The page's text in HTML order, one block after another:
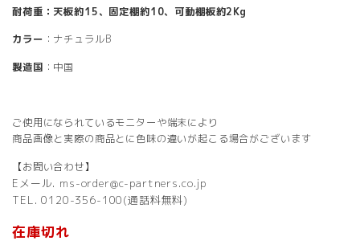
耐荷重：天板約15、固定棚約10、可動棚板約2Kg
カラー ：ナチュラルB
製造国 ：中国
ご使用になられているモニターや端末により
商品画像と実際の商品とに色味の違いが起こる場合がございます
【お問い合わせ】
Eメール. ms-order@c-partners.co.jp
TEL. 0120-356-100(通話料無料)
在庫切れ